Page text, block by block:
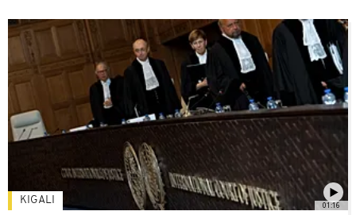
01:16
KIGALI